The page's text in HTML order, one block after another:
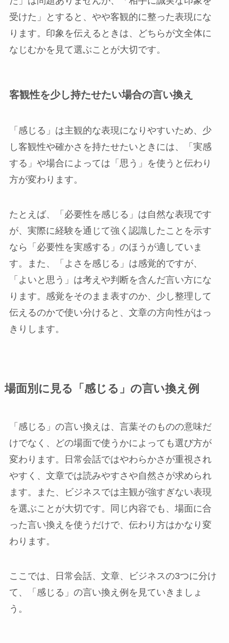
受けた」とすると、やや客観的に整った表現にな
ります。印象を伝えるときは、どちらが文全体に
なじむかを見て選ぶことが大切です。
客観性を少し持たせたい場合の言い換え
「感じる」は主観的な表現になりやすいため、少
し客観性や確かさを持たせたいときには、「実感
する」や場合によっては「思う」を使うと伝わり
方が変わります。
たとえば、「必要性を感じる」は自然な表現です
が、実際に経験を通じて強く認識したことを示す
なら「必要性を実感する」のほうが適していま
す。また、「よさを感じる」は感覚的ですが、
「よいと思う」は考えや判断を含んだ言い方にな
ります。感覚をそのまま表すのか、少し整理して
伝えるのかで使い分けると、文章の方向性がはっ
きりします。
場面別に見る「感じる」の言い換え例
「感じる」の言い換えは、言葉そのものの意味だ
けでなく、どの場面で使うかによっても選び方が
変わります。日常会話ではやわらかさが重視され
やすく、文章では読みやすさや自然さが求められ
ます。また、ビジネスでは主観が強すぎない表現
を選ぶことが大切です。同じ内容でも、場面に合
った言い換えを使うだけで、伝わり方はかなり変
わります。
ここでは、日常会話、文章、ビジネスの3つに分け
て、「感じる」の言い換え例を見ていきましょ
う。